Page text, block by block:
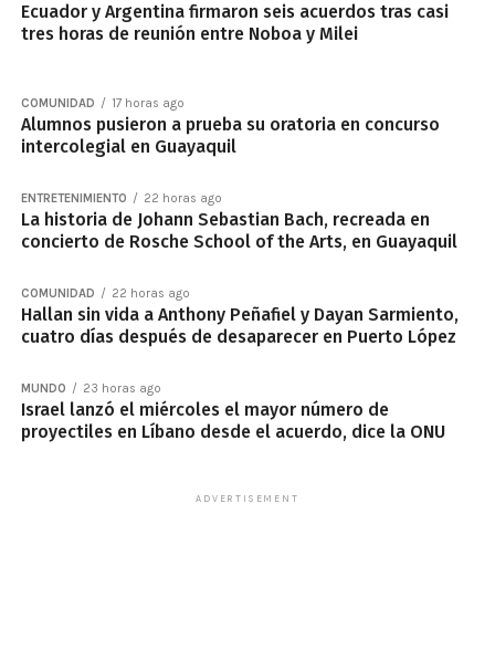
Ecuador y Argentina firmaron seis acuerdos tras casi
tres horas de reunión entre Noboa y Milei
COMUNIDAD 17 horas ago
Alumnos pusieron a prueba su oratoria en concurso
intercolegial en Guayaquil
ENTRETENIMIENTO 22 horas ago
La historia de Johann Sebastian Bach, recreada en
concierto de Rosche School of the Arts, en Guayaquil
COMUNIDAD 22 horas ago
Hallan sin vida a Anthony Peñafiel y Dayan Sarmiento,
cuatro días después de desaparecer en Puerto López
MUNDO 23 horas ago
Israel lanzó el miércoles el mayor número de
proyectiles en Líbano desde el acuerdo, dice la ONU
ADVERTISEMENT